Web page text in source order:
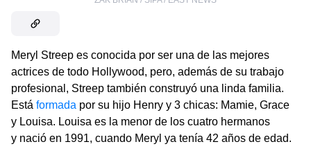
Meryl Streep es conocida por ser una de las mejores
actrices de todo Hollywood, pero, además de su trabajo
profesional, Streep también construyó una linda familia.
Está formada por su hijo Henry y 3 chicas: Mamie, Grace
y Louisa. Louisa es la menor de los cuatro hermanos
y nació en 1991, cuando Meryl ya tenía 42 años de edad.